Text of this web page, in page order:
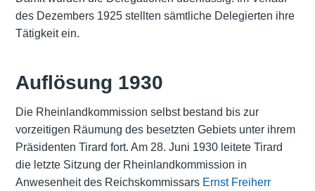
des Dezembers 1925 stellten sämtliche Delegierten ihre
Tätigkeit ein.
Auflösung 1930
Die Rheinlandkommission selbst bestand bis zur
vorzeitigen Räumung des besetzten Gebiets unter ihrem
Präsidenten Tirard fort. Am 28. Juni 1930 leitete Tirard
die letzte Sitzung der Rheinlandkommission in
Anwesenheit des Reichskommissars Ernst Freiherr